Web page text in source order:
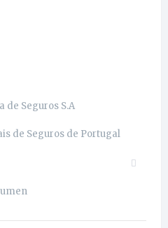
de Seguros S.A
de Seguros de Portugal